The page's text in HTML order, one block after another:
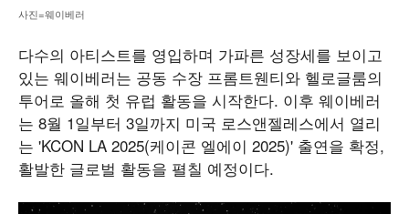
사진=웨이베러
다수의 아티스트를 영입하며 가파른 성장세를 보이고
있는 웨이베러는 공동 수장 프롬트웬티와 헬로글룸의
투어로 올해 첫 유럽 활동을 시작한다. 이후 웨이베러
는 8월 1일부터 3일까지 미국 로스앤젤레스에서 열리
는 'KCON LA 2025(케이콘 엘에이 2025)' 출연을 확정,
활발한 글로벌 활동을 펼칠 예정이다.